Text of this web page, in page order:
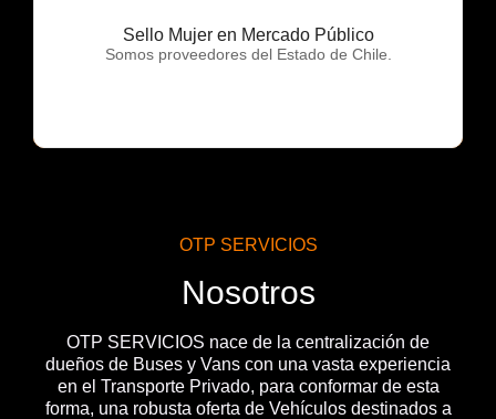
Sello Mujer en Mercado Público
Somos proveedores del Estado de Chile.
OTP Servicios
OTP SERVICIOS
Nosotros
OTP SERVICIOS nace de la centralización de
dueños de Buses y Vans con una vasta experiencia
en el Transporte Privado, para conformar de esta
forma, una robusta oferta de Vehículos destinados a